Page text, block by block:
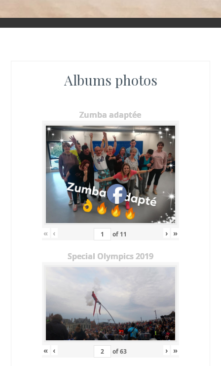
Albums photos
Zumba adaptée
« ‹ of 11 › »
Special Olympics 2019
« ‹ of63 › »